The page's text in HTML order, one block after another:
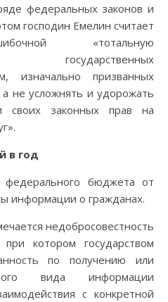
федеральных законов и
господин Емелин считает
«тотальную
государственных
изначально призванных
не усложнять и удорожать
своих законных прав на
в год
бюджета от
информации о гражданах.
недобросовестность
котором государством
по получению или
вида информации
с конкретной